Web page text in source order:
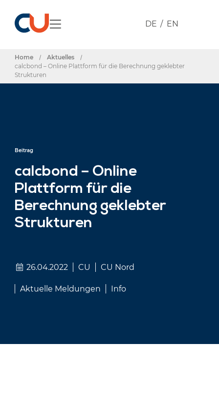
DE EN
Home / Aktuelles
/
calcbond – Online Plattform für die Berechnung geklebter
Strukturen
Beitrag
calcbond – Online
Plattform für die
Berechnung geklebter
Strukturen
26.04.2022 CU CU Nord
Aktuelle Meldungen Info